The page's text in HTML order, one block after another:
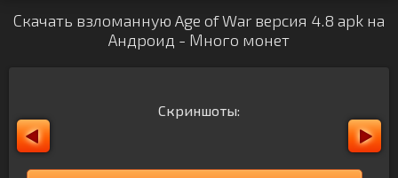
Скачать взломанную Age of War версия 4.8 apk на
Андроид - Много монет
Скриншоты: